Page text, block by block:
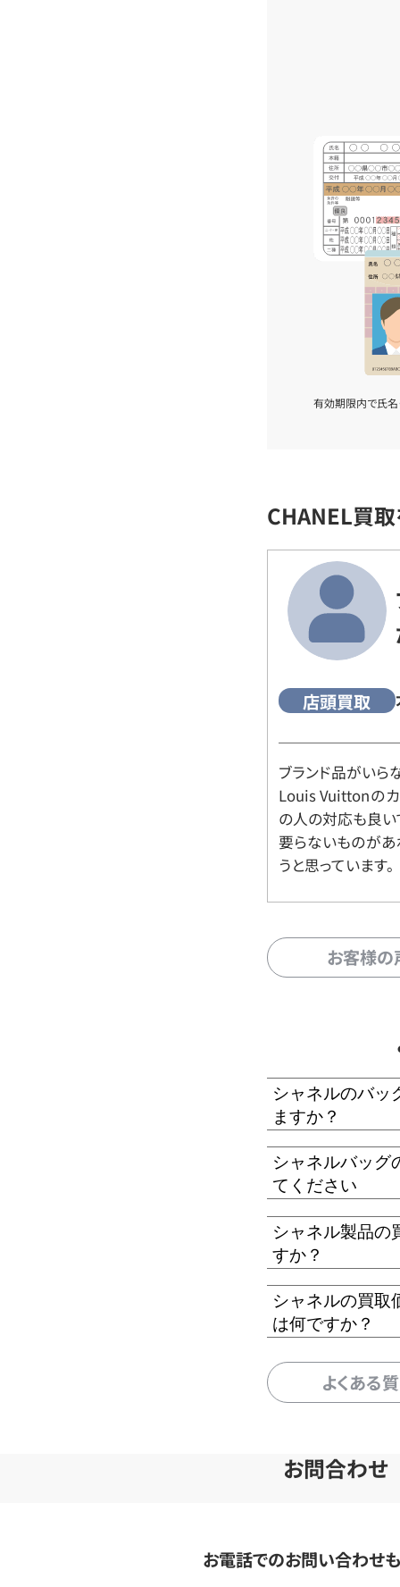
有効期限内で氏名
CHANEL買
店頭買取
ブランド品がいら
Louis Vuittonの
の人の対応も良い
要らないものがあ
うと思っています。
お客様
シャネルのバッ
ますか？
シャネルバッグ
てください
シャネル製品の
すか？
シャネルの買取
は何ですか？
よくある
お問合わせ
お電話でのお問い合わせ